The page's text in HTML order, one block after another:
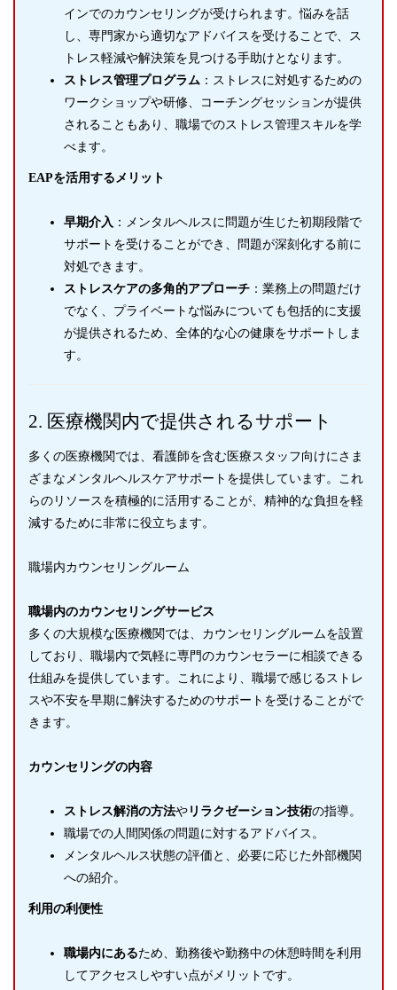
インでのカウンセリングが受けられます。悩みを話
し、専門家から適切なアドバイスを受けることで、ス
トレス軽減や解決策を見つける手助けとなります。
ストレス管理プログラム ：ストレスに対処するための
ワークショップや研修、コーチングセッションが提供
されることもあり、職場でのストレス管理スキルを学
べます。
EAPを活用するメリット
早期介入 ：メンタルヘルスに問題が生じた初期段階で
サポートを受けることができ、問題が深刻化する前に
対処できます。
ストレスケアの多角的アプローチ ：業務上の問題だけ
でなく、プライベートな悩みについても包括的に支援
が提供されるため、全体的な心の健康をサポートしま
す。
2. 医療機関内で提供されるサポート
多くの医療機関では、看護師を含む医療スタッフ向けにさま
ざまなメンタルヘルスケアサポートを提供しています。これ
らのリソースを積極的に活用することが、精神的な負担を軽
減するために非常に役立ちます。
職場内カウンセリングルーム
職場内のカウンセリングサービス
多くの大規模な医療機関では、カウンセリングルームを設置
しており、職場内で気軽に専門のカウンセラーに相談できる
仕組みを提供しています。これにより、職場で感じるストレ
スや不安を早期に解決するためのサポートを受けることがで
きます。
カウンセリングの内容
ストレス解消の方法や リラクゼーション技術の指導。
職場での人間関係の問題に対するアドバイス。
メンタルヘルス状態の評価と、必要に応じた外部機関
への紹介。
利用の利便性
職場内にあるため、勤務後や勤務中の休憩時間を利用
してアクセスしやすい点がメリットです。